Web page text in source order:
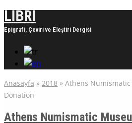
LIBRI
Epigrafi, Çeviri ve Eleştiri Dergisi
Anasayfa » 2018 » Athens
Donation
Athens Numismatic